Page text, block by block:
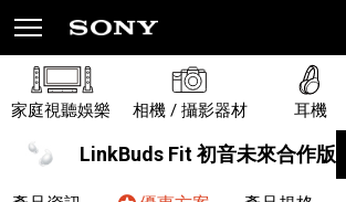
家庭視聽娛樂 相機 / 攝影器材 耳機
LinkBuds Fit 初音未來合作版